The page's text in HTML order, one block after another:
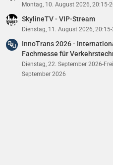
Montag, 10. August 2026, 20:15-
SkylineTV - VIP-Stream
Dienstag, 11. August 2026,
InnoTrans 2026 -
Fachmesse für
Dienstag, 22. September 2026-
September 2026